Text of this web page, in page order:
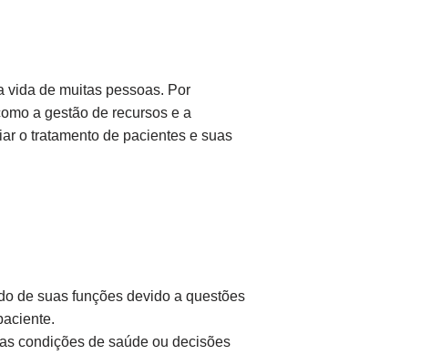
vida de muitas pessoas. Por
a gestão de recursos e a
o tratamento de pacientes e suas
de suas funções devido a questões
condições de saúde ou decisões